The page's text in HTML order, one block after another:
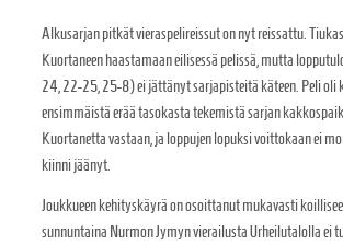
Alkusarjan pitkät vieraspelireissut on nyt reissattu.
Kuortaneen haastamaan eilisessä pelissä, mutta
24, 22-25, 25-8) ei jättänyt sarjapisteitä käteen. Peli oli
ensimmäistä erää tasokasta tekemistä sarjan
Kuortanetta vastaan, ja loppujen lopuksi voittokaan ei
kiinni jäänyt.
Joukkueen kehityskäyrä on osoittanut mukavasti
sunnuntaina Nurmon Jymyn vierailusta Urheilutalolla ei